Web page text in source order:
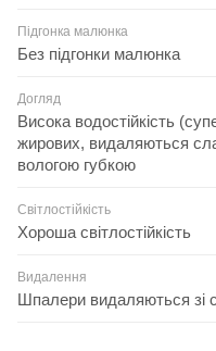
Підгонка малюнка
Без підгонки малюнка
Догляд
Висока водостійкість
жирових, видаляються
вологою губкою
Світлостійкість
Хороша світлостійкість
Видалення
Шпалери видаляються зі